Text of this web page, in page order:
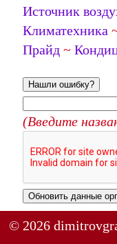
Источник
Климатехника
Прайд ~
Нашли ошибку?
(Введите
Обновить данные
© 2026